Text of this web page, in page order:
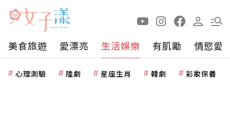
美食旅遊 愛漂亮 生活娛樂 有肌勵 情慾愛
心理測驗 陸劇 星座生肖 韓劇 彩妝保養